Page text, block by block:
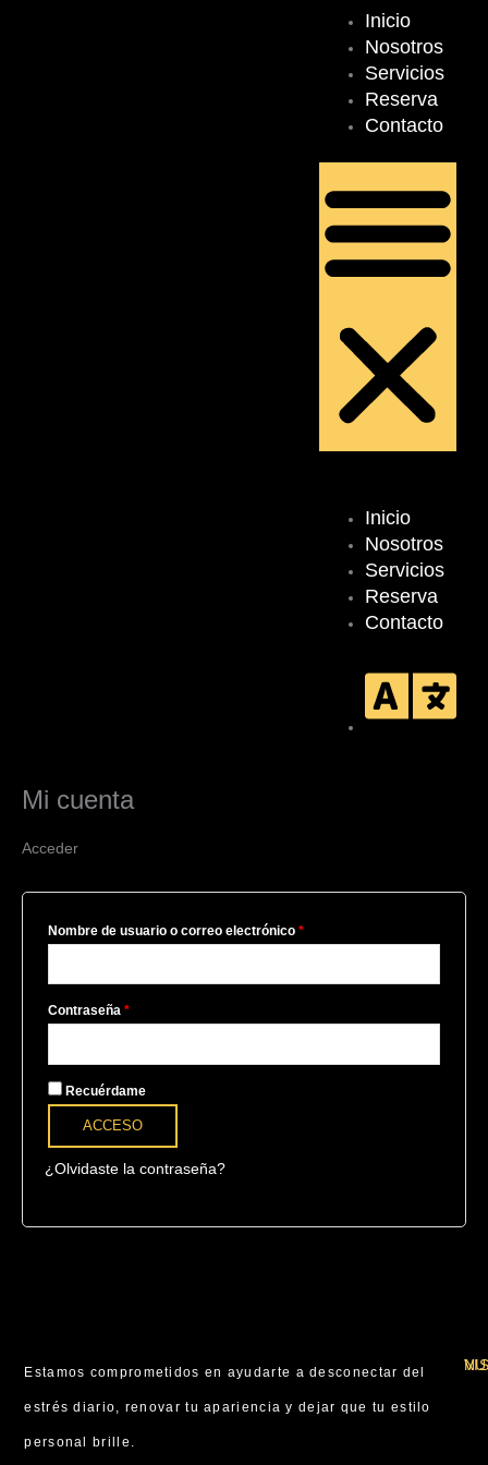
Inicio
Nosotros
Servicios
Reserva
Contacto
Inicio
Nosotros
Servicios
Reserva
Contacto
Mi cuenta
Acceder
Nombre de usuario o correo electrónico *
Contraseña *
Recuérdame
ACCESO
¿Olvidaste la contraseña?
Estamos comprometidos en ayudarte a desconectar del
estrés diario, renovar tu apariencia y dejar que tu estilo
personal brille.